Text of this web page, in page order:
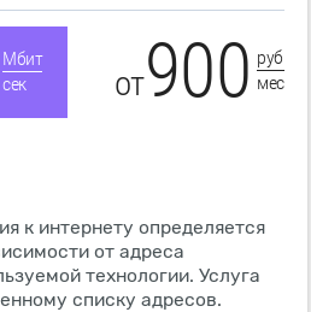
Мбит
сек
от900 руб
мес
к интернету определяется
от адреса
технологии. Услуга
списку адресов.